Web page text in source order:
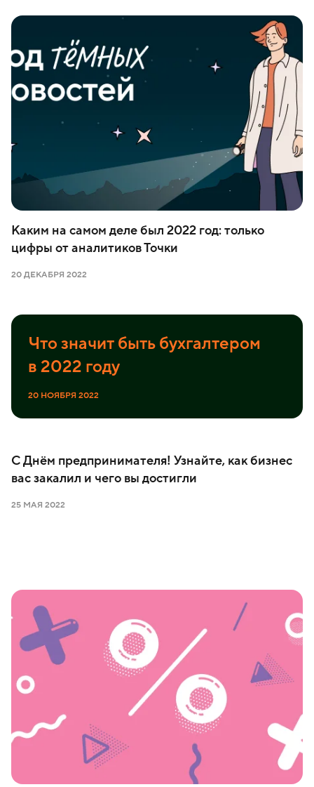
Каким на самом деле был 2022 год: только
цифры от аналитиков Точки
20 ДЕКАБРЯ 2022
Что значит быть бухгалтером
в 2022 году
20 НОЯБРЯ 2022
С Днём предпринимателя! Узнайте, как бизнес
вас закалил и чего вы достигли
25 МАЯ 2022